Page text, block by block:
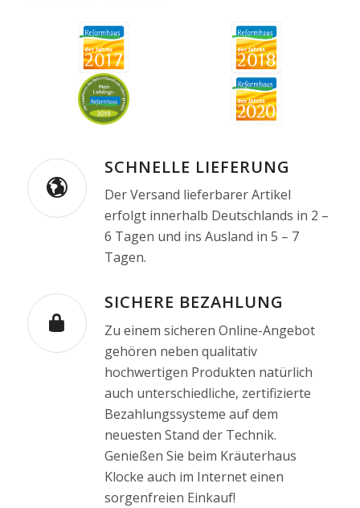
SCHNELLE LIEFERUNG
Der Versand lieferbarer Artikel
erfolgt innerhalb Deutschlands in 2 –
6 Tagen und ins Ausland in 5 – 7
Tagen.
SICHERE BEZAHLUNG
Zu einem sicheren Online-Angebot
gehören neben qualitativ
hochwertigen Produkten natürlich
auch unterschiedliche, zertifizierte
Bezahlungssysteme auf dem
neuesten Stand der Technik.
Genießen Sie beim Kräuterhaus
Klocke auch im Internet einen
sorgenfreien Einkauf!